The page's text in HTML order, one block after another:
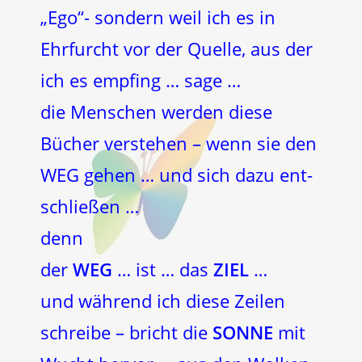
„Ego“- sondern weil ich es in
Ehrfurcht vor der Quelle, aus der
ich es empfing … sage …
die Menschen werden diese
Bücher verstehen – wenn sie den
WEG gehen … und sich dazu ent-
schließen …
denn
der WEG … ist … das ZIEL …
und während ich diese Zeilen
schreibe – bricht die SONNE mit